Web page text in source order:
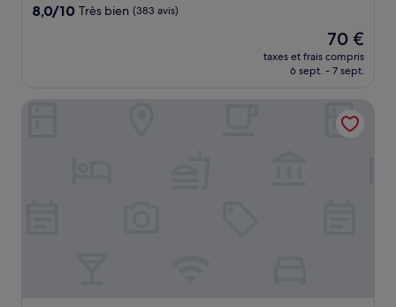
8.0
8,0/10 Très bien (383 avis)
Le
nouveau
prix
de
70 €
70 €
taxes et frais compris
6 sept. - 7 sept.